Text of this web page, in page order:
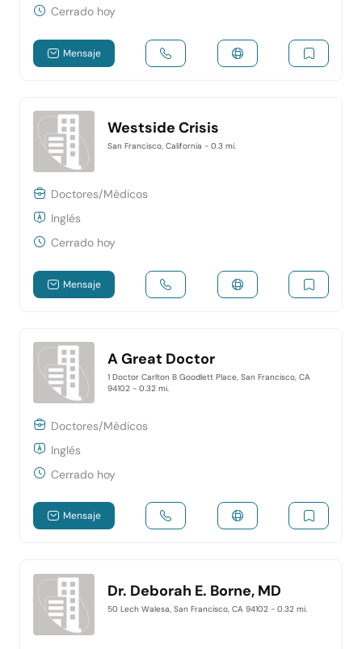
Cerrado hoy
Mensaje
Westside Crisis
San Francisco, California - 0.3 mi.
Doctores/Médicos
Inglés
Cerrado hoy
Mensaje
A Great Doctor
1 Doctor Carlton B Goodlett Place, San Francisco, CA
94102 - 0.32 mi.
Doctores/Médicos
Inglés
Cerrado hoy
Mensaje
Dr. Deborah E. Borne, MD
50 Lech Walesa, San Francisco, CA 94102 - 0.32 mi.